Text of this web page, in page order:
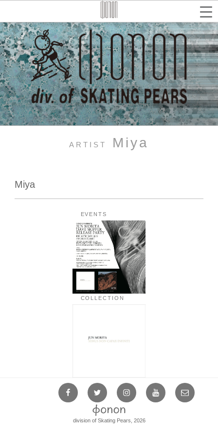
テ
ン
ツ
へ
ス
キ
ッ
プ
検
索
ARTIST Miya
Miya
EVENTS
COLLECTION
FacebookTwitter InstagramYouTubeMail
division of Skating Pears, 2026